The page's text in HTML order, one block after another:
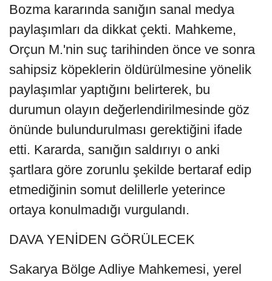
Bozma kararında sanığın sanal medya
paylaşımları da dikkat çekti. Mahkeme,
Orçun M.'nin suç tarihinden önce ve sonra
sahipsiz köpeklerin öldürülmesine yönelik
paylaşımlar yaptığını belirterek, bu
durumun olayın değerlendirilmesinde göz
önünde bulundurulması gerektiğini ifade
etti. Kararda, sanığın saldırıyı o anki
şartlara göre zorunlu şekilde bertaraf edip
etmediğinin somut delillerle yeterince
ortaya konulmadığı vurgulandı.
DAVA YENİDEN GÖRÜLECEK
Sakarya Bölge Adliye Mahkemesi, yerel